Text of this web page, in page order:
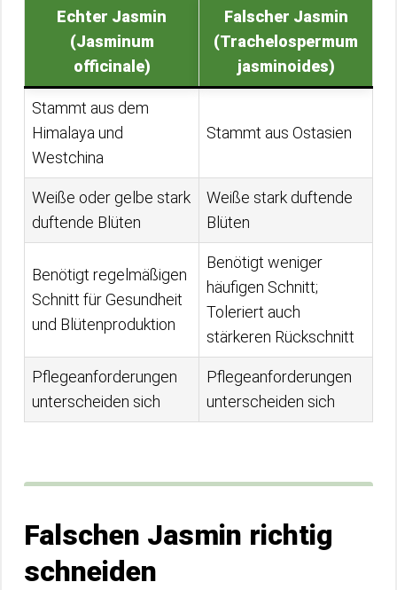
Echter Jasmin
(Jasminum
officinale)
Falscher Jasmin
(Trachelospermum
jasminoides)
Stammt aus dem
Himalaya und
Westchina
Stammt aus Ostasien
Weiße oder gelbe stark
duftende Blüten
Weiße stark duftende
Blüten
Benötigt regelmäßigen
Schnitt für Gesundheit
und Blütenproduktion
Benötigt weniger
häufigen Schnitt;
Toleriert auch
stärkeren Rückschnitt
Pflegeanforderungen
unterscheiden sich
Pflegeanforderungen
unterscheiden sich
Falschen Jasmin richtig
schneiden